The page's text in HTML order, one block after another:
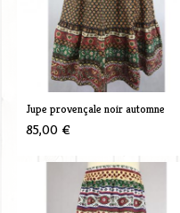
Jupe provençale noir automne
85,00 €